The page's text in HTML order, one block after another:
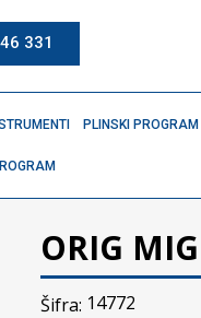
331
PLINSKI PROGRAM
ORIG
Šifra: 14772